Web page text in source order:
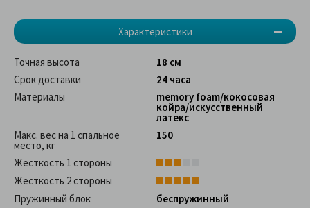
Характеристики
Точная высота
18 см
Срок доставки
24 часа
Материалы
memory foam/кокосовая
койра/искусственный
латекс
Макс. вес на 1 спальное
место, кг
150
Жесткость 1 стороны
Жесткость 2 стороны
Пружинный блок
беспружинный